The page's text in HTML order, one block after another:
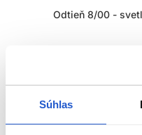
Súhlas
Odtieň 8/00 -
/00 NATURAL COOL -
• Zvýrazňuje prirodzené
redukuje žlté odtiene.